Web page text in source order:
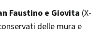
Faustino e Giovita (X-
delle mura e